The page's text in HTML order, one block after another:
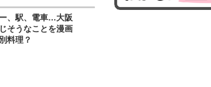
、駅、電車…大阪
そうなことを漫画
料理？